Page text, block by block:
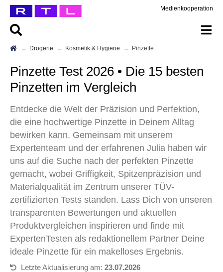
Medienkooperation
Drogerie Kosmetik & Hygiene Pinzette
Pinzette Test 2026 • Die 15 besten
Pinzetten im Vergleich
Entdecke die Welt der Präzision und Perfektion,
die eine hochwertige Pinzette in Deinem Alltag
bewirken kann. Gemeinsam mit unserem
Expertenteam und der erfahrenen Julia haben wir
uns auf die Suche nach der perfekten Pinzette
gemacht, wobei Griffigkeit, Spitzenpräzision und
Materialqualität im Zentrum unserer TÜV-
zertifizierten Tests standen. Lass Dich von unseren
transparenten Bewertungen und aktuellen
Produktvergleichen inspirieren und finde mit
ExpertenTesten als redaktionellem Partner Deine
ideale Pinzette für ein makelloses Ergebnis.
Letzte Aktualisierung am: 23.07.2026